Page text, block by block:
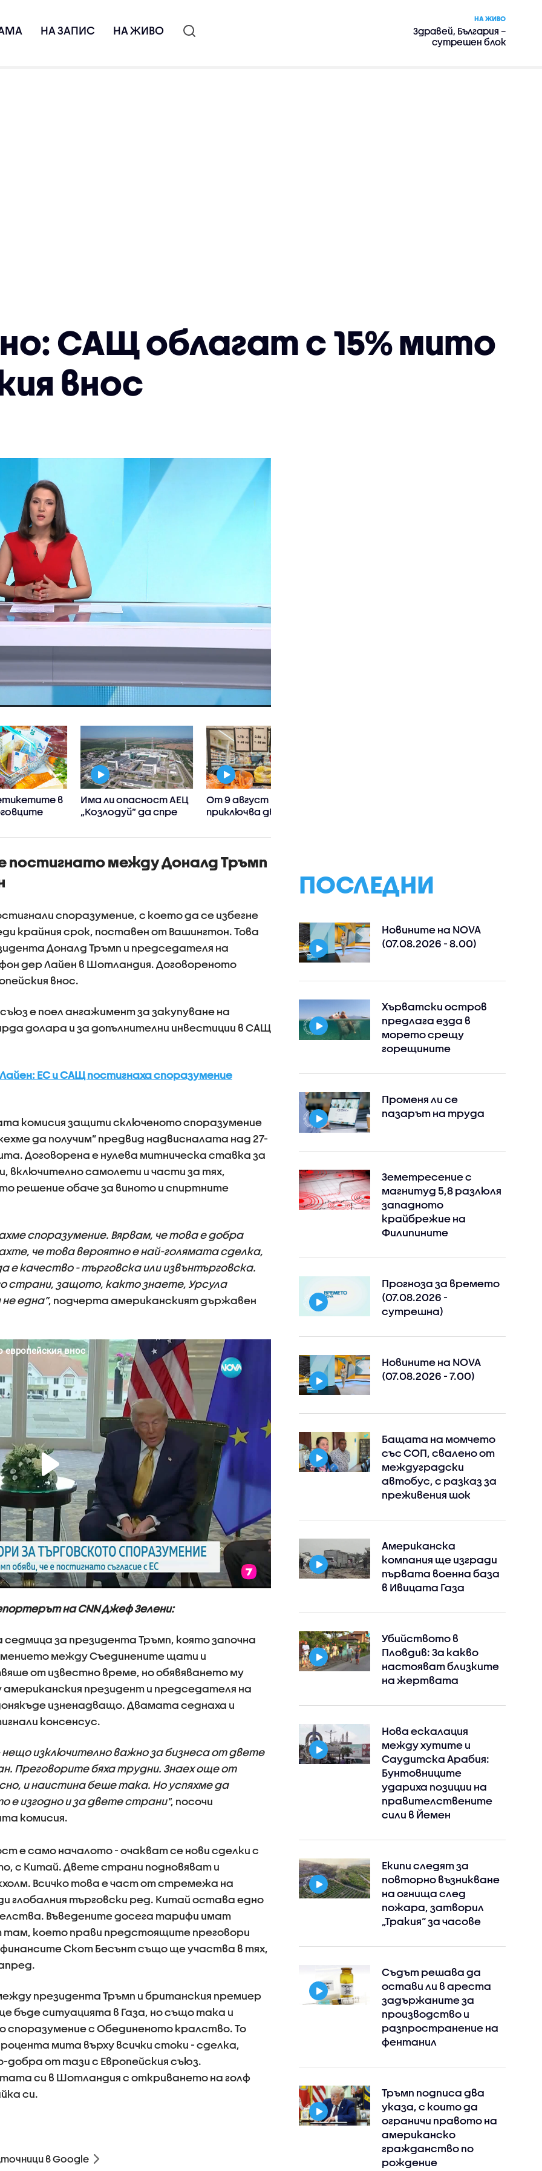
НА ЗАПИС НА ЖИВО
НА ЖИВО
Здравей, България –
сутрешен блок
САЩ облагат с 15% мито
внос
в
само
Има ли опасност АЕЦ
„Козлодуй” да спре
ниското ниво на
От 9 август
приключва двойното
се променя за
постигнато между Доналд Тръмп
споразумение, с което да се избегне
крайния срок, поставен от Вашингтон. Това
Доналд Тръмп и председателя на
дер Лайен в Шотландия. Договореното
внос.
е поел ангажимент за закупуване на
долара и за допълнителни инвестиции в САЩ
ЕС и САЩ постигнаха споразумение
комисия защити сключеното споразумение
да получим” предвид надвисналата над 27-
Договорена е нулева митническа ставка за
включително самолети и части за тях,
решение обаче за виното и спиртните
споразумение. Вярвам, че това е добра
че това вероятно е най-голямата сделка,
е качество - търговска или извънтърговска.
страни, защото, както знаете, Урсула
една”, подчерта американският държавен
на CNN Джеф Зелени:
за президента Тръмп, която започна
между Съединените щати и
от известно време, но обявяването му
президент и председателя на
изненадващо. Двамата седнаха и
консенсус.
нещо изключително важно за бизнеса от двете
Преговорите бяха трудни. Знаех още от
и наистина беше така. Но успяхме да
е изгодно и за двете страни", посочи
комисия.
е само началото - очакват се нови сделки с
с Китай. Двете страни подновяват и
Всичко това е част от стремежа на
глобалния търговски ред. Китай остава едно
Въведените досега тарифи имат
там, което прави предстоящите преговори
Скот Бесънт също ще участва в тях,
президента Тръмп и британския премиер
бъде ситуацията в Газа, но също така и
с Обединеното кралство. То
мита върху всички стоки - сделка,
добра от тази с Европейския съюз.
си в Шотландия с откриването на голф
си.
в Google
ПОСЛЕДНИ
Новините на NOVA
(07.08.2026 - 8.00)
Хърватски остров
предлага езда в
морето срещу
горещините
Променя ли се
пазарът на труда
Земетресение с
магнитуд 5,8 разлюля
западното
крайбрежие на
Филипините
Прогноза за времето
(07.08.2026 -
сутрешна)
Новините на NOVA
(07.08.2026 - 7.00)
Бащата на момчето
със СОП, свалено от
междуградски
автобус, с разказ за
преживения шок
Американска
компания ще изгради
първата военна база
в Ивицата Газа
Убийството в
Пловдив: За какво
настояват близките
на жертвата
Нова ескалация
между хутите и
Саудитска Арабия:
Бунтовниците
удариха позиции на
правителствените
сили в Йемен
Екипи следят за
повторно възникване
на огнища след
пожара, затворил
„Тракия“ за часове
Съдът решава да
остави ли в ареста
задържаните за
производство и
разпространение на
фентанил
Тръмп подписа два
указа, с които да
ограничи правото на
американско
гражданство по
рождение